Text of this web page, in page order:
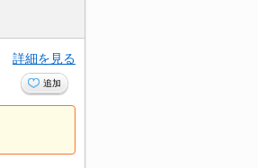
詳細を見る
追加